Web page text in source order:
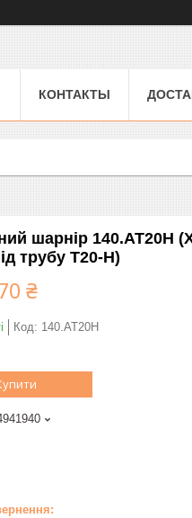
КОНТАКТЫ
шарнір 140.АТ20Н
трубу Т20-Н)
₴
Код: 140.АТ20Н